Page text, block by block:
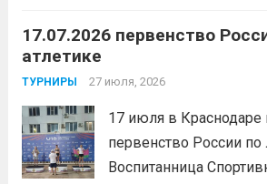
с Анитой Андрюковой
победительницей
воспринимается как
избранных,
физической мощи.
17.07.2026 первенство
атлетике
ТУРНИРЫ 27 июля, 2026
17 июля в Краснодаре
первенство России по
Воспитанница